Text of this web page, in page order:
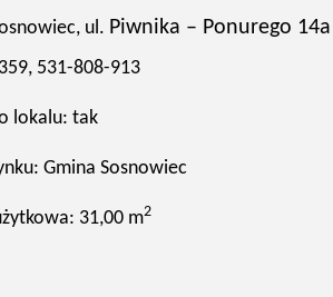
ul. Piwnika – Ponurego 14a
531-808-913
lokalu: tak
Gmina Sosnowiec
31,00 m2